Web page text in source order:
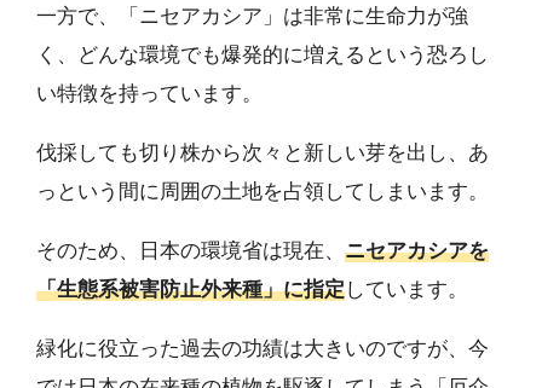
一方で、「ニセアカシア」は非常に生命力が強
く、どんな環境でも爆発的に増えるという恐ろし
い特徴を持っています。
伐採しても切り株から次々と新しい芽を出し、あ
っという間に周囲の土地を占領してしまいます。
そのため、日本の環境省は現在、 ニセアカシアを
「生態系被害防止外来種」に指定しています。
緑化に役立った過去の功績は大きいのですが、今